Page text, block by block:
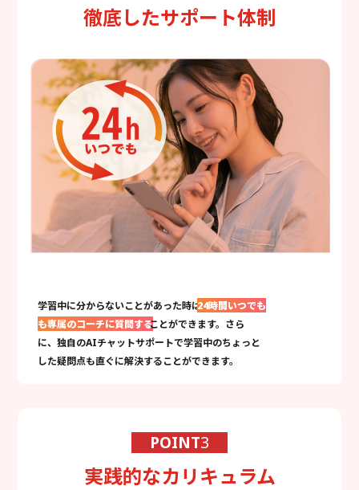
徹底したサポート体制
学習中に分からないことがあった時は24時間いつでも
も専属のコーチに質問することができます。さら
に、独自のAIチャットサポートで学習中のちょっと
した疑問点も直ぐに解決することができます。
POINT3
実践的なカリキュラム